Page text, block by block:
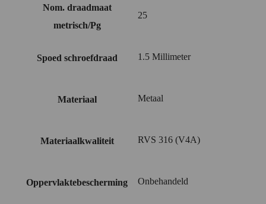
Nom. draadmaat
metrisch/Pg
25
Spoed schroefdraad 1.5 Millimeter
Materiaal Metaal
Materiaalkwaliteit RVS 316 (V4A)
Oppervlaktebescherming Onbehandeld